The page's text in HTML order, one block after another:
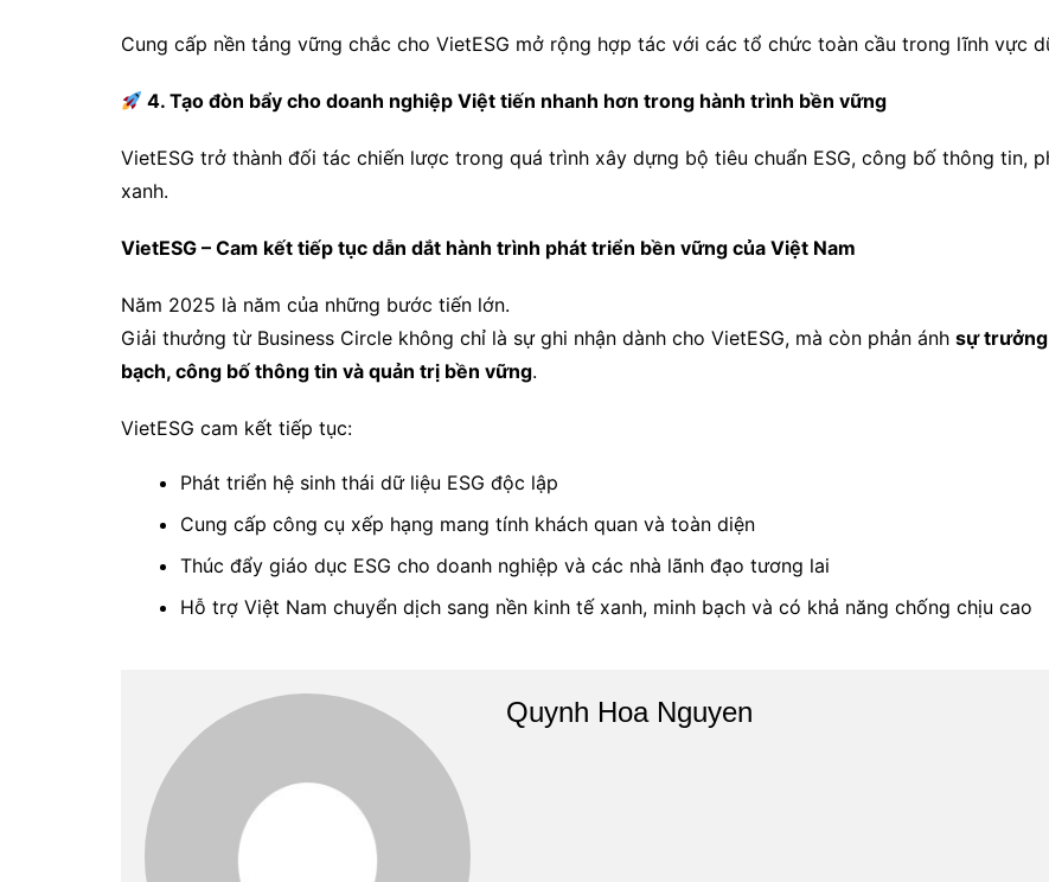
Cung cấp nền tảng vững chắc cho VietESG mở rộng hợp tác với các tổ chức toàn cầu trong lĩnh vực
4. Tạo đòn bẩy cho doanh nghiệp Việt tiến nhanh hơn trong hành trình bền vững
VietESG trở thành đối tác chiến lược trong quá trình xây dựng bộ tiêu chuẩn ESG, công bố thông tin,
xanh.
VietESG – Cam kết tiếp tục dẫn dắt hành trình phát triển bền vững của Việt Nam
Năm 2025 là năm của những bước tiến lớn.
Giải thưởng từ Business Circle không chỉ là sự ghi nhận dành cho VietESG, mà còn phản ánh sự
bạch, công bố thông tin và quản trị bền vững.
VietESG cam kết tiếp tục:
Phát triển hệ sinh thái dữ liệu ESG độc lập
Cung cấp công cụ xếp hạng mang tính khách quan và toàn diện
Thúc đẩy giáo dục ESG cho doanh nghiệp và các nhà lãnh đạo tương lai
Hỗ trợ Việt Nam chuyển dịch sang nền kinh tế xanh, minh bạch và có khả năng chống chịu cao
Quynh Hoa Nguyen